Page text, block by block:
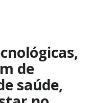
de
saúde,